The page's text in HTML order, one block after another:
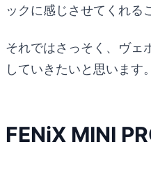
ックに感じさせてくれる
それではさっそく、ヴェ
していきたいと思います。
FENiX MINI